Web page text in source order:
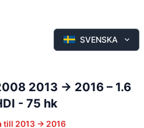
SVENSKA
2013 -> 2016– 1.6
- 75 hk
till 2013 -> 2016